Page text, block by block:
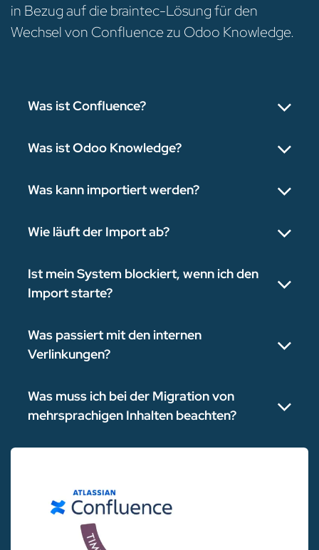
in Bezug auf die braintec-Lösung für den
Wechsel von Confluence zu Odoo Knowledge.
Was ist Confluence?
Was ist Odoo Knowledge?
Was kann importiert werden?
Wie läuft der Import ab?
Ist mein System blockiert, wenn ich den
Import starte?
Was passiert mit den internen
Verlinkungen?
Was muss ich bei der Migration von
mehrsprachigen Inhalten beachten?